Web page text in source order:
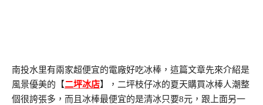
南投水里有兩家超便宜的電廠好吃冰棒，這篇文章先來介紹是
風景優美的【二坪冰店】，二坪枝仔冰的夏天購買冰棒人潮整
個很誇張多，而且冰棒最便宜的是清冰只要8元，跟上面另一